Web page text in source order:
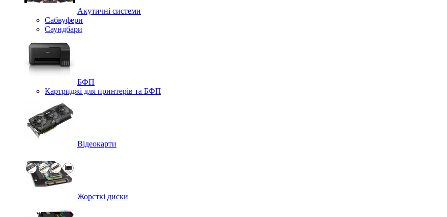
Акутичні системи
Сабвуфери
Саундбари
БФП
Картриджі для принтерів та БФП
Відеокарти
Жорсткі диски